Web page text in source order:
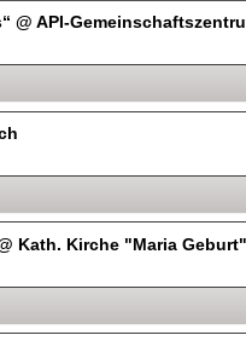
@ API-
Kath. Kirche "Maria